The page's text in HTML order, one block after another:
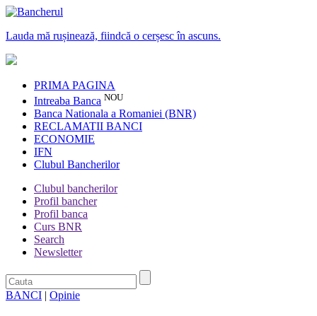
Lauda mă rușinează, fiindcă o cerșesc în ascuns.
PRIMA PAGINA
Intreaba Banca NOU
Banca Nationala a Romaniei (BNR)
RECLAMATII BANCI
ECONOMIE
IFN
Clubul Bancherilor
Clubul bancherilor
Profil bancher
Profil banca
Curs BNR
Search
Newsletter
BANCI | Opinie